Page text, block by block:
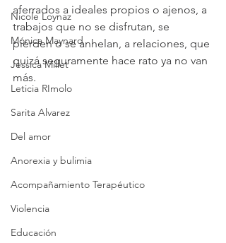
Nicole Loynaz
Mónica Maynard
Jessica Millet
Leticia RImolo
Sarita Alvarez
Del amor
Anorexia y bulimia
Acompañamiento Terapéutico
Violencia
Educación
aferrados a ideales propios o ajenos, a
trabajos que no se disfrutan, se
pierden o se anhelan, a relaciones, que
quizá seguramente hace rato ya no van
más.